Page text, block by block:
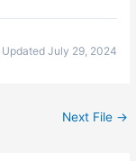
Updated July 29, 2024
Next File →